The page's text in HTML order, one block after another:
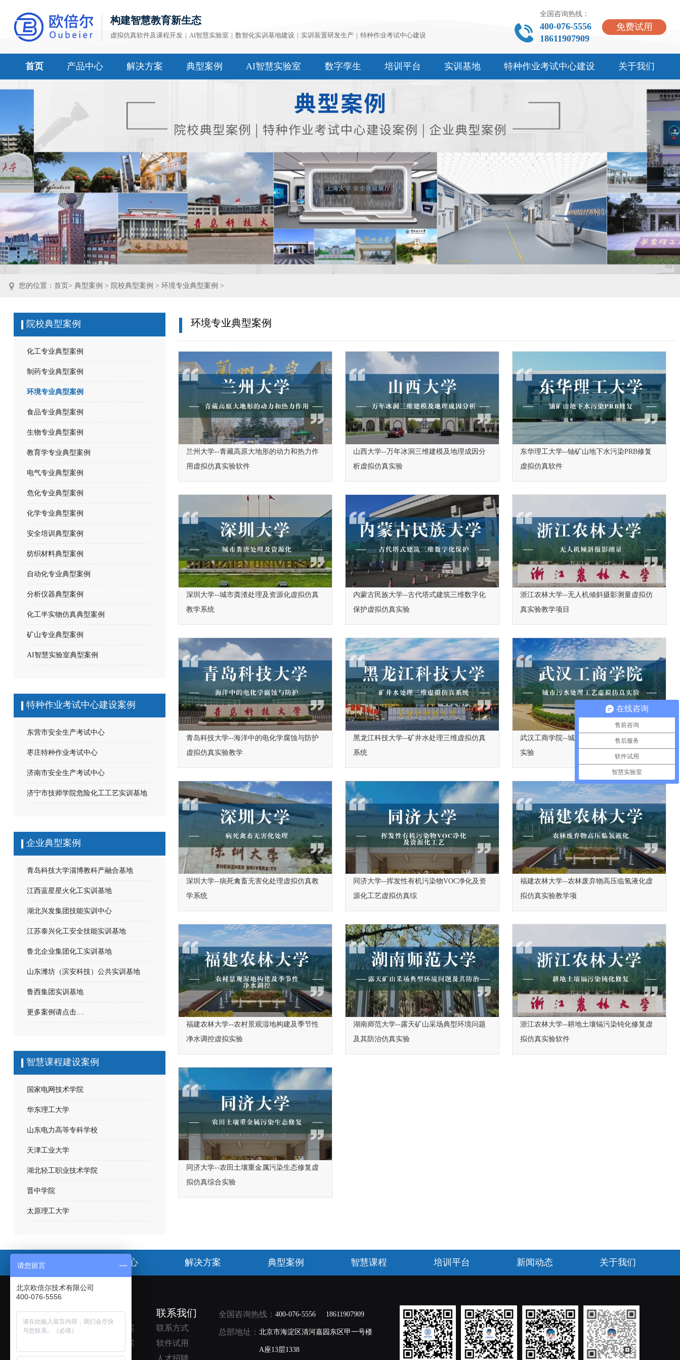
构建智慧教育新生态
虚拟仿真软件及课程开发 | AI智慧实验室 | 数智化实训基地建设 | 实训装置研发生产 | 特种作业考试中心建设
全国咨询热线：
400-076-5556
18611907909
免费试用
首页 产品中心 解决方案 典型案例 AI智慧实验室 数字孪生 培训平台 实训基地 特种作业考试中心建设 关于我们
您的位置： 首页 > 典型案例 > 院校典型案例 > 环境专业典型案例 >
院校典型案例
化工专业典型案例
制药专业典型案例
环境专业典型案例
食品专业典型案例
生物专业典型案例
教育学专业典型案例
电气专业典型案例
危化专业典型案例
化学专业典型案例
安全培训典型案例
纺织材料典型案例
自动化专业典型案例
分析仪器典型案例
化工半实物仿真典型案例
矿山专业典型案例
AI智慧实验室典型案例
特种作业考试中心建设案例
东营市安全生产考试中心
枣庄特种作业考试中心
济南市安全生产考试中心
济宁市技师学院危险化工工艺实训基地
企业典型案例
青岛科技大学淄博教科产融合基地
江西蓝星星火化工实训基地
湖北兴发集团技能实训中心
江苏泰兴化工安全技能实训基地
鲁北企业集团化工实训基地
山东潍坊（滨安科技）公共实训基地
鲁西集团实训基地
更多案例请点击....
智慧课程建设案例
国家电网技术学院
华东理工大学
山东电力高等专科学校
天津工业大学
湖北轻工职业技术学院
晋中学院
太原理工大学
环境专业典型案例
兰州大学--青藏高原大地形的动力和热力作
用虚拟仿真实验软件
山西大学--万年冰洞三维建模及地理成因分
析虚拟仿真实验
东华理工大学--铀矿山地下水污染PRB修复
虚拟仿真软件
深圳大学--城市粪渣处理及资源化虚拟仿真
教学系统
内蒙古民族大学--古代塔式建筑三维数字化
保护虚拟仿真实验
浙江农林大学--无人机倾斜摄影测量虚拟仿
真实验教学项目
青岛科技大学--海洋中的电化学腐蚀与防护
虚拟仿真实验教学
黑龙江科技大学--矿井水处理三维虚拟仿真
系统
武汉工商学院--城市污水处理工艺虚拟仿真
实验
深圳大学--病死禽畜无害化处理虚拟仿真教
学系统
同济大学--挥发性有机污染物VOC净化及资
源化工艺虚拟仿真综
福建农林大学--农林废弃物高压临氢液化虚
拟仿真实验教学项
福建农林大学--农村景观湿地构建及季节性
净水调控虚拟实验
湖南师范大学--露天矿山采场典型环境问题
及其防治仿真实验
浙江农林大学--耕地土壤镉污染钝化修复虚
拟仿真实验软件
同济大学--农田土壤重金属污染生态修复虚
拟仿真综合实验
首页 产品中心 解决方案 典型案例 智慧课程 培训平台 新闻动态 关于我们
了解欧倍尔
公司简介
产品中心
解决方案
院校解决方案
企业解决方案
联系我们
联系方式
软件试用
人才招聘
全国咨询热线： 400-076-5556 18611907909
总部地址： 北京市海淀区清河嘉园东区甲一号楼
A座13层1338
在线咨询
售前咨询
售后服务
软件试用
智慧实验室
请您留言
北京欧倍尔技术有限公司
400-076-5556